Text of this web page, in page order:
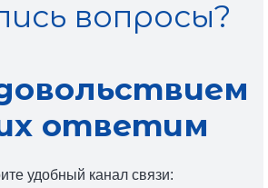
вопросы?
ответим
удобный канал связи: